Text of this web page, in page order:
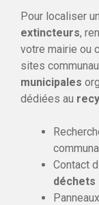
Pour localiser
extincteurs,
votre mairie ou
sites
municipales
dédiées au
Contact
déchets